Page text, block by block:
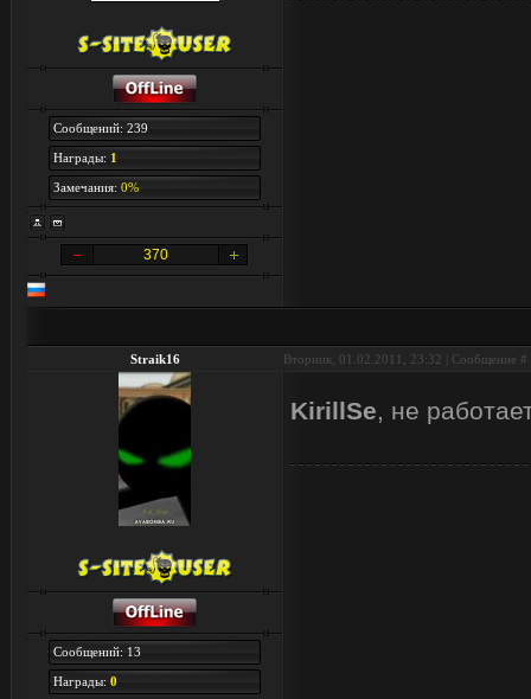
Сообщений: 239
Награды: 1
Замечания: 0%
370
Straik16 Вторник, 01.02.2011, 23:32 | Сообщение #
Сообщений: 13
Награды: 0
KirillSe, не